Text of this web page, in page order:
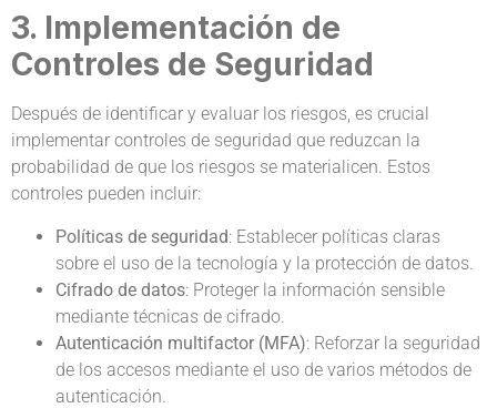
3. Implementación de
Controles de Seguridad
Después de identificar y evaluar los riesgos, es crucial
implementar controles de seguridad que reduzcan la
probabilidad de que los riesgos se materialicen. Estos
controles pueden incluir:
Políticas de seguridad: Establecer políticas claras
sobre el uso de la tecnología y la protección de datos.
Cifrado de datos: Proteger la información sensible
mediante técnicas de cifrado.
Autenticación multifactor (MFA): Reforzar la seguridad
de los accesos mediante el uso de varios métodos de
autenticación.